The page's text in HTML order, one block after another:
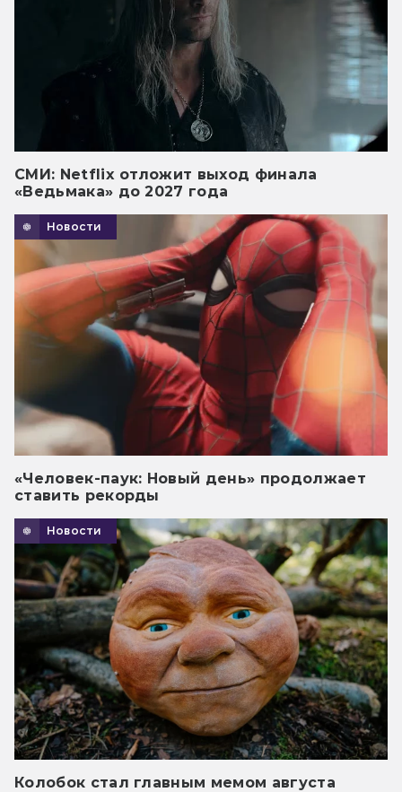
СМИ: Netflix отложит выход финала
«Ведьмака» до 2027 года
Новости
«Человек-паук: Новый день» продолжает
ставить рекорды
Новости
Колобок стал главным мемом августа